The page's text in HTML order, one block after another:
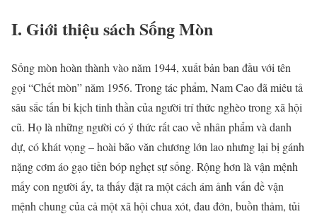
I. Giới thiệu sáchSống Mòn
Sống mòn hoàn thành vào năm 1944, xuất bản ban đầu với tên
gọi “Chết mòn” năm 1956. Trong tác phẩm, Nam Cao đã miêu tả
sâu sắc tấn bi kịch tinh thần của người trí thức nghèo trong xã hội
cũ. Họ là những người có ý thức rất cao về nhân phẩm và danh
dự, có khát vọng – hoài bão văn chương lớn lao nhưng lại bị gánh
nặng cơm áo gạo tiền bóp nghẹt sự sống. Rộng hơn là vận mệnh
mấy con người ấy, ta thấy đặt ra một cách ám ảnh vấn đề vận
mệnh chung của cả một xã hội chua xót, đau đớn, buồn thảm, tủi